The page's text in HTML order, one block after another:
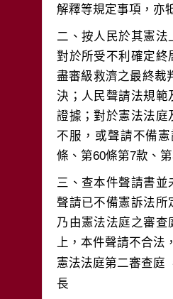
二、按人民於其憲法
對於所受不利確定終
盡審級救濟之最終裁
決；人民聲請法規範
證據；對於憲法法庭
不服，或聲請不備
三、查本件聲請書
聲請已不備憲訴法所
乃由憲法法庭之審查
上，本件聲請不合法
憲法法庭第二審查庭
長